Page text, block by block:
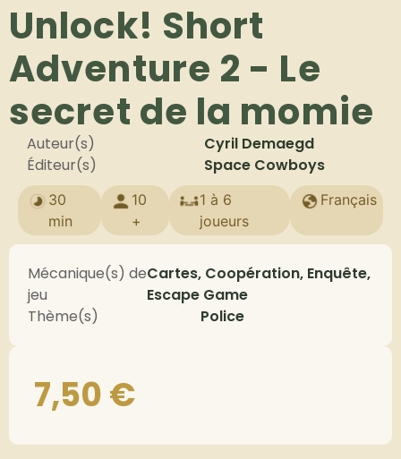
Unlock! Short
Adventure 2 - Le
secret de la momie
Auteur(s)
Cyril Demaegd
Éditeur(s)
Space Cowboys
30
min
10
+
1 à 6
joueurs
Français
Mécanique(s) de
jeu
Cartes, Coopération, Enquête,
Escape Game
Thème(s)
Police
7,50€